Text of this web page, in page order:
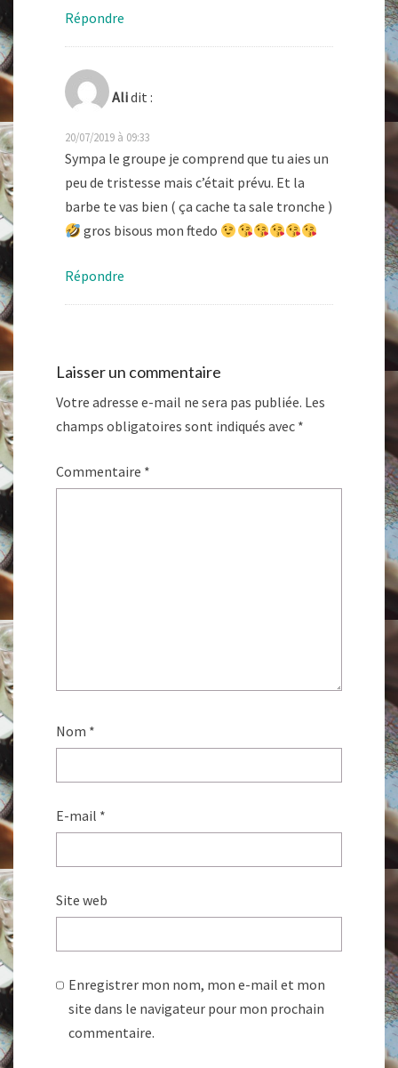
Répondre
Alidit :
20/07/2019 à 09:33
Sympa le groupe je comprend que tu aies un
peu de tristesse mais c’était prévu. Et la
barbe te vas bien ( ça cache ta sale tronche )
gros bisous mon ftedo
Répondre
Laisser un commentaire
Votre adresse e-mail ne sera pas publiée. Les
champs obligatoires sont indiqués avec *
Commentaire *
Nom *
E-mail *
Site web
Enregistrer mon nom, mon e-mail et mon
site dans le navigateur pour mon prochain
commentaire.